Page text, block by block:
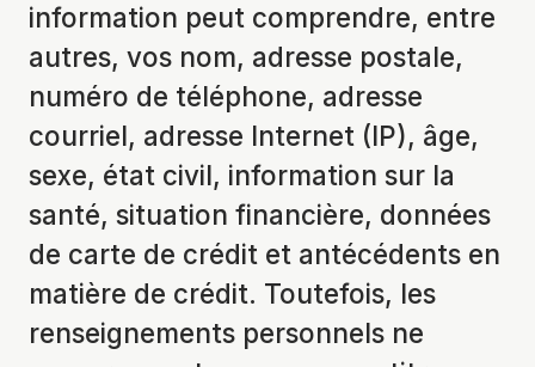
information peut comprendre, entre
autres, vos nom, adresse postale,
numéro de téléphone, adresse
courriel, adresse Internet (IP), âge,
sexe, état civil, information sur la
santé, situation financière, données
de carte de crédit et antécédents en
matière de crédit. Toutefois, les
renseignements personnels ne